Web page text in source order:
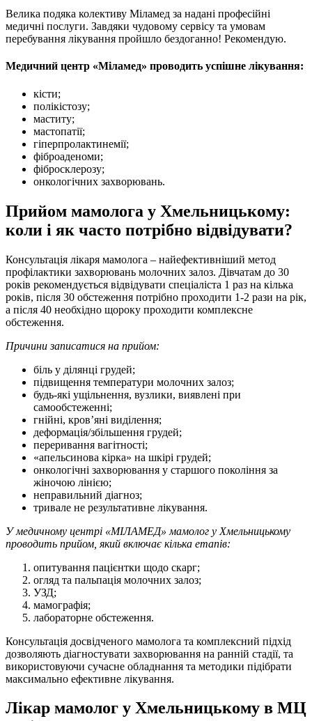
Велика подяка колективу Міламед за надані професійні
медичні послуги. Завдяки чудовому сервісу та умовам
перебування лікування пройшло бездоганно! Рекомендую.
Медичний центр «Міламед» проводить успішне лікування:
кісти;
полікістозу;
маститу;
мастопатії;
гіперпролактинемії;
фіброаденоми;
фібросклерозу;
онкологічних захворювань.
Прийом мамолога у Хмельницькому:
коли і як часто потрібно відвідувати?
Консультація лікаря мамолога – найефективніший метод
профілактики захворювань молочних залоз. Дівчатам до 30
років рекомендується відвідувати спеціаліста 1 раз на кілька
років, після 30 обстеження потрібно проходити 1-2 рази на рік,
а після 40 необхідно щороку проходити комплексне
обстеження.
Причини записатися на прийом:
біль у ділянці грудей;
підвищення температури молочних залоз;
будь-які ущільнення, вузлики, виявлені при
самообстеженні;
гнійні, кров’яні виділення;
деформація/збільшення грудей;
переривання вагітності;
«апельсинова кірка» на шкірі грудей;
онкологічні захворювання у старшого покоління за
жіночою лінією;
неправильний діагноз;
тривале не результативне лікування.
У медичному центрі «МІЛАМЕД» мамолог у Хмельницькому
проводить прийом, який включає кілька етапів:
опитування пацієнтки щодо скарг;
огляд та пальпація молочних залоз;
УЗД;
мамографія;
лабораторне обстеження.
Консультація досвідченого мамолога та комплексний підхід
дозволяють діагностувати захворювання на ранній стадії, та
використовуючи сучасне обладнання та методики підібрати
максимально ефективне лікування.
Лікар мамолог у Хмельницькому в МЦ